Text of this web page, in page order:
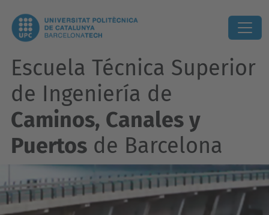
Escuela Técnica Superior
de Ingeniería de
Caminos, Canales y
Puertos de Barcelona